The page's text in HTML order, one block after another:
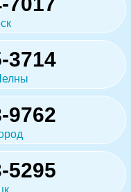
3714
9762
5295